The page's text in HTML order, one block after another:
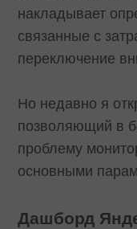
накладывает
связанные с
переключение
Но недавно я
позволяющий в
проблему
основными
Дашборд